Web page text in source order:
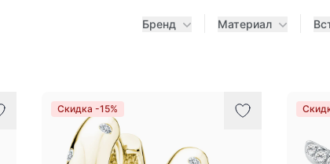
Бренд Материал
Скидка -15%